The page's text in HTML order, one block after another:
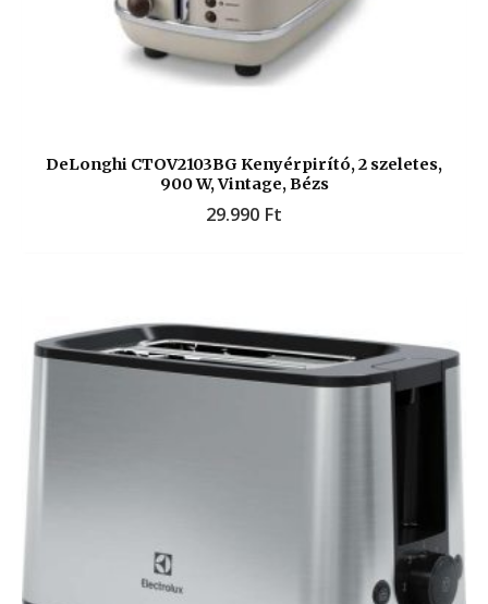
DeLonghi CTOV2103BG Kenyérpirító, 2 szeletes,
900 W, Vintage, Bézs
29.990 Ft